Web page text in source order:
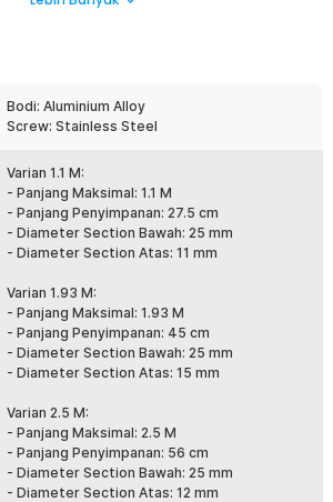
dilengkapi sistem pengunci otomatis yang
stabil saat dipanjangkan. Mekanisme ini
foto dan video menjadi lebih aman serta
Drone
selfie stick membuat batang tongsis
pengambilan gambar menggunakan
perangkat tambahan. Sangat cocok untuk
hingga vlog profesional menggunakan
Beragam Action Cam
berbagai action cam lainnya. Anda juga dapat
seperti penjepit smartphone yang
ini membuat selfie stick dapat
kebutuhan dokumentasi.
Bodi: Aluminium Alloy
Screw: Stainless Steel
Varian 1.1 M:
- Panjang Maksimal: 1.1 M
- Panjang Penyimpanan: 27.5 cm
- Diameter Section Bawah: 25 mm
- Diameter Section Atas: 11 mm
Varian 1.93 M:
- Panjang Maksimal: 1.93 M
- Panjang Penyimpanan: 45 cm
- Diameter Section Bawah: 25 mm
- Diameter Section Atas: 15 mm
Varian 2.5 M:
- Panjang Maksimal: 2.5 M
- Panjang Penyimpanan: 56 cm
- Diameter Section Bawah: 25 mm
- Diameter Section Atas: 12 mm